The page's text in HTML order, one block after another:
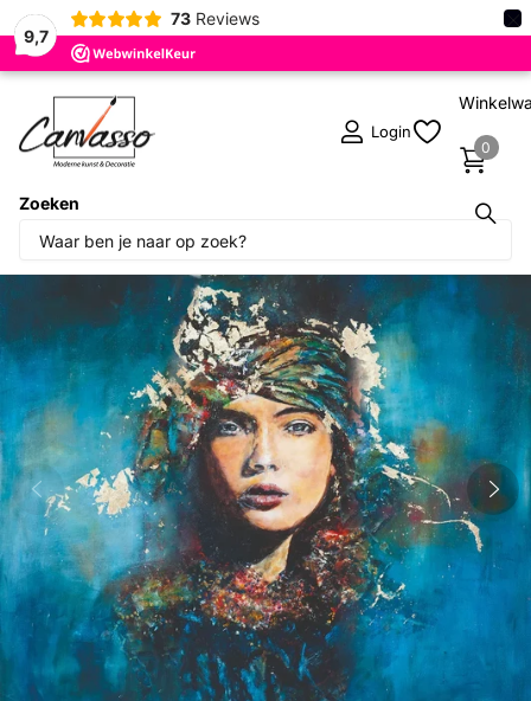
9,7
73 Reviews ×
Zoeken
Login
0
Deel dit product